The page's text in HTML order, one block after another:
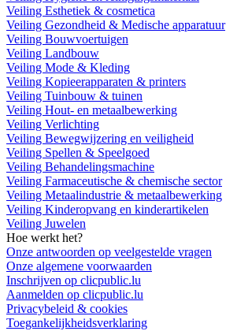
Veiling Esthetiek & cosmetica
Veiling Gezondheid & Medische apparatuur
Veiling Bouwvoertuigen
Veiling Landbouw
Veiling Mode & Kleding
Veiling Kopieerapparaten & printers
Veiling Tuinbouw & tuinen
Veiling Hout- en metaalbewerking
Veiling Verlichting
Veiling Bewegwijzering en veiligheid
Veiling Spellen & Speelgoed
Veiling Behandelingsmachine
Veiling Farmaceutische & chemische sector
Veiling Metaalindustrie & metaalbewerking
Veiling Kinderopvang en kinderartikelen
Veiling Juwelen
Hoe werkt het?
Onze antwoorden op veelgestelde vragen
Onze algemene voorwaarden
Inschrijven op clicpublic.lu
Aanmelden op clicpublic.lu
Privacybeleid & cookies
Toegankelijkheidsverklaring